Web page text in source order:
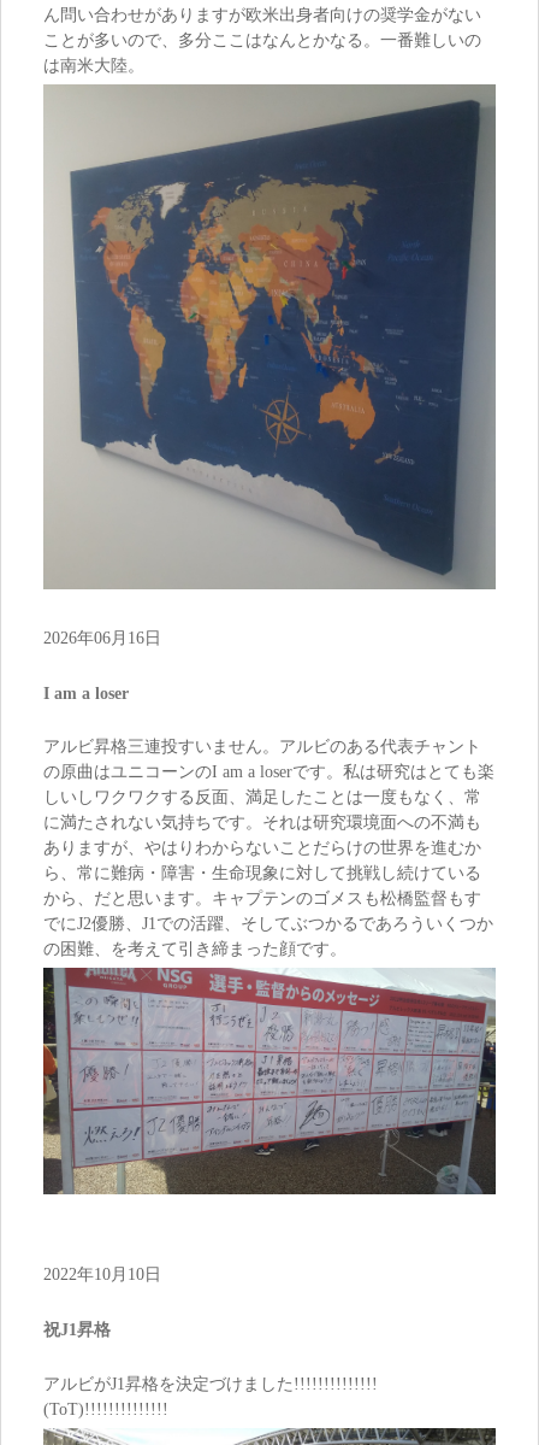
ん問い合わせがありますが欧米出身者向けの奨学金がない
ことが多いので、多分ここはなんとかなる。一番難しいの
は南米大陸。
2026年06月16日
I am a loser
アルビ昇格三連投すいません。アルビのある代表チャント
の原曲はユニコーンのI am a loserです。私は研究はとても楽
しいしワクワクする反面、満足したことは一度もなく、常
に満たされない気持ちです。それは研究環境面への不満も
ありますが、やはりわからないことだらけの世界を進むか
ら、常に難病・障害・生命現象に対して挑戦し続けている
から、だと思います。キャプテンのゴメスも松橋監督もす
でにJ2優勝、J1での活躍、そしてぶつかるであろういくつか
の困難、を考えて引き締まった顔です。
2022年10月10日
祝J1昇格
アルビがJ1昇格を決定づけました!!!!!!!!!!!!!!
(ToT)!!!!!!!!!!!!!!